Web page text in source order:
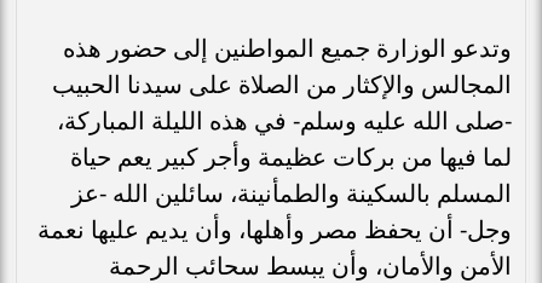
وتدعو الوزارة جميع المواطنين إلى حضور هذه
المجالس والإكثار من الصلاة على سيدنا الحبيب
-صلى الله عليه وسلم- في هذه الليلة المباركة،
لما فيها من بركات عظيمة وأجر كبير يعم حياة
المسلم بالسكينة والطمأنينة، سائلين الله -عز
وجل- أن يحفظ مصر وأهلها، وأن يديم عليها نعمة
الأمن والأمان، وأن يبسط سحائب الرحمة